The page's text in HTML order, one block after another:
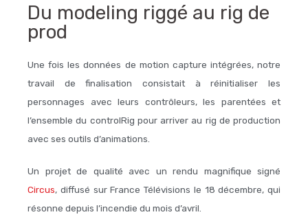
Du modeling riggé au rig de
prod
Une fois les données de motion capture intégrées, notre
travail de finalisation consistait à réinitialiser les
personnages avec leurs contrôleurs, les parentées et
l’ensemble du controlRig pour arriver au rig de production
avec ses outils d’animations.
Un projet de qualité avec un rendu magnifique signé
Circus, diffusé sur France Télévisions le 18 décembre, qui
résonne depuis l’incendie du mois d’avril.